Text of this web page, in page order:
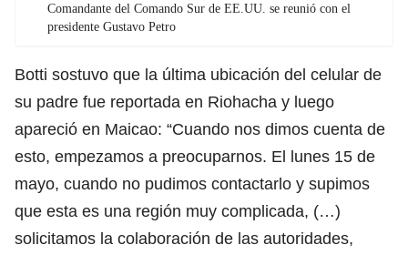
Comandante del Comando Sur de EE.UU. se reunió con el
presidente Gustavo Petro
Botti sostuvo que la última ubicación del celular de
su padre fue reportada en Riohacha y luego
apareció en Maicao: “Cuando nos dimos cuenta de
esto, empezamos a preocuparnos. El lunes 15 de
mayo, cuando no pudimos contactarlo y supimos
que esta es una región muy complicada, (…)
solicitamos la colaboración de las autoridades,